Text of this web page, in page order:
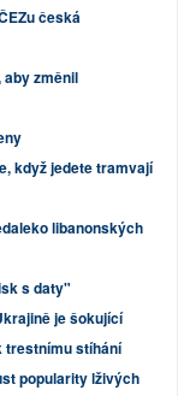
česká
změnil
když jedete tramvají
libanonských
s daty"
je šokující
trestnímu stíhání
popularity lživých